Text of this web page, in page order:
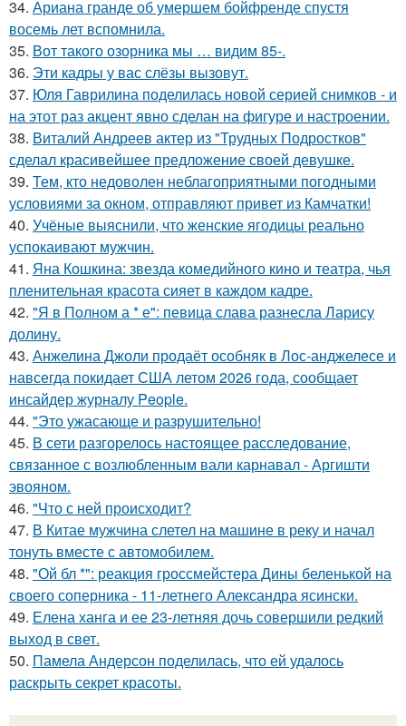
34. Ариана гранде об умершем бойфренде спустя
восемь лет вспомнила.
35. Вот такого озорника мы … видим 85-.
36. Эти кадры у вас слёзы вызовут.
37. Юля Гаврилина поделилась новой серией снимков - и
на этот раз акцент явно сделан на фигуре и настроении.
38. Виталий Андреев актер из "Трудных Подростков"
сделал красивейшее предложение своей девушке.
39. Тем, кто недоволен неблагоприятными погодными
условиями за окном, отправляют привет из Камчатки!
40. Учёные выяснили, что женские ягодицы реально
успокаивают мужчин.
41. Яна Кошкина: звезда комедийного кино и театра, чья
пленительная красота сияет в каждом кадре.
42. "Я в Полном а * е": певица слава разнесла Ларису
долину.
43. Анжелина Джоли продаёт особняк в Лос-анджелесе и
навсегда покидает США летом 2026 года, сообщает
инсайдер журналу People.
44. "Это ужасающе и разрушительно!
45. В сети разгорелось настоящее расследование,
связанное с возлюбленным вали карнавал - Аргишти
эвояном.
46. "Что с ней происходит?
47. В Китае мужчина слетел на машине в реку и начал
тонуть вместе с автомобилем.
48. "Ой бл *": реакция гроссмейстера Дины беленькой на
своего соперника - 11-летнего Александра ясински.
49. Елена ханга и ее 23-летняя дочь совершили редкий
выход в свет.
50. Памела Андерсон поделилась, что ей удалось
раскрыть секрет красоты.